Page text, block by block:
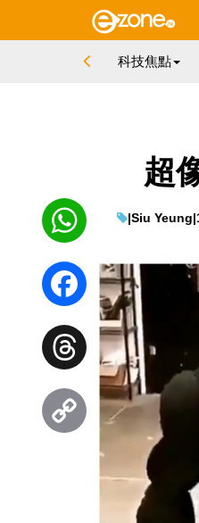
科技焦點
超
|Siu Yeung|
WhatsApp
Facebook
Threads
Copy